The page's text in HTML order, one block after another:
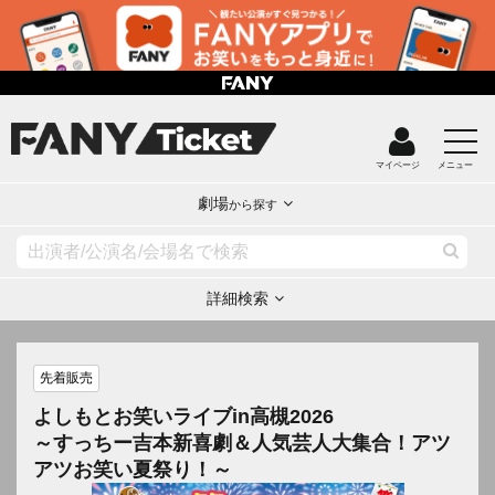
マイページ メニュー
劇場から探す
詳細検索
先着販売
よしもとお笑いライブin高槻2026
～すっちー吉本新喜劇＆人気芸人大集合！アツ
アツお笑い夏祭り！～